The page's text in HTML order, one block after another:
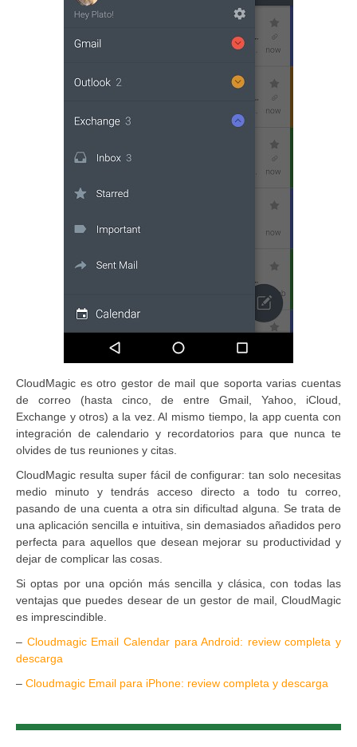
CloudMagic es otro gestor de mail que soporta varias cuentas
de correo (hasta cinco, de entre Gmail, Yahoo, iCloud,
Exchange y otros) a la vez. Al mismo tiempo, la app cuenta con
integración de calendario y recordatorios para que nunca te
olvides de tus reuniones y citas.
CloudMagic resulta super fácil de configurar: tan solo necesitas
medio minuto y tendrás acceso directo a todo tu correo,
pasando de una cuenta a otra sin dificultad alguna. Se trata de
una aplicación sencilla e intuitiva, sin demasiados añadidos pero
perfecta para aquellos que desean mejorar su productividad y
dejar de complicar las cosas.
Si optas por una opción más sencilla y clásica, con todas las
ventajas que puedes desear de un gestor de mail, CloudMagic
es imprescindible.
– Cloudmagic Email Calendar para Android: review completa y
descarga
– Cloudmagic Email para iPhone: review completa y descarga